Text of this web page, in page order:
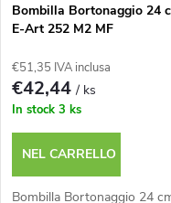
Bombilla Bortonaggio 24
E-Art 252 M2 MF
€51,35 IVA inclusa
€42,44/ ks
In stock 3 ks
NEL CARRELLO
Bombilla Bortonaggio 24